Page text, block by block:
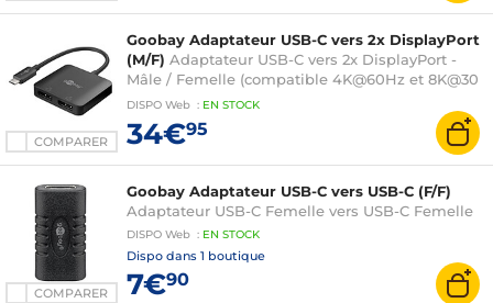
COMPARER
Goobay Adaptateur USB-C vers 2x DisplayPort
(M/F) Adaptateur USB-C vers 2x DisplayPort -
Mâle / Femelle (compatible 4K@60Hz et 8K@30
Hz)
DISPO Web : EN STOCK
34€95
COMPARER
Goobay Adaptateur USB-C vers USB-C (F/F)
Adaptateur USB-C Femelle vers USB-C Femelle
DISPO Web : EN STOCK
Dispo dans 1 boutique
7€90